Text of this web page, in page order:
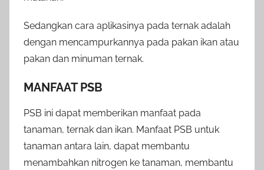
Sedangkan cara aplikasinya pada ternak adalah
dengan mencampurkannya pada pakan ikan atau
pakan dan minuman ternak.
MANFAAT PSB
PSB ini dapat memberikan manfaat pada
tanaman, ternak dan ikan. Manfaat PSB untuk
tanaman antara lain, dapat membantu
menambahkan nitrogen ke tanaman, membantu